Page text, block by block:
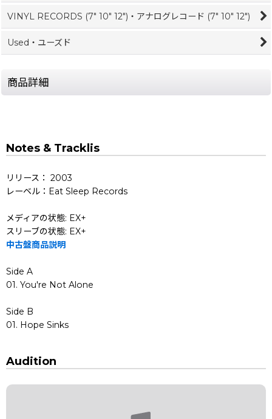
VINYL RECORDS (7" 10" 12")・アナログレコード (7" 10" 12")
Used・ユーズド
商品詳細
Notes & Tracklis
リリース： 2003
レーベル：Eat Sleep Records
メディアの状態: EX+
スリーブの状態: EX+
中古盤商品説明
Side A
01. You're Not Alone
Side B
01. Hope Sinks
Audition